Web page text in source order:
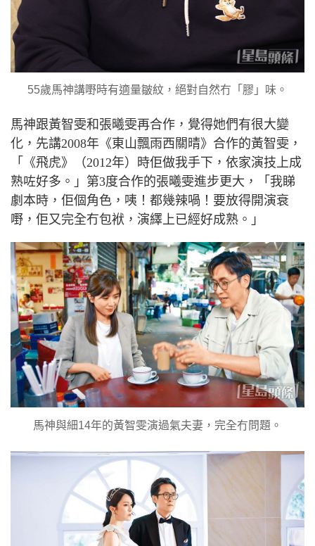
55歲馬神講嘢時有適量皺紋，絕對自然冇「膠」味。
馬神跟黃智雯和張曦雯再合作，覺得她們有很大變
化，先講2008年《東山飄雨西關晴》合作的黃智雯，
「《飛虎》（2012年）時佢做我手下，依家演技上成
熟咗好多。」第3度合作的張曦雯進步更大，「我睇
劇本時，佢個角色，咦！都幾辣喎！要放得開演衰
嘢，佢又完全冇包袱，演繹上已經好成熟。」
馬神與細14年的黃智雯演過氣夫妻，完全冇問題。